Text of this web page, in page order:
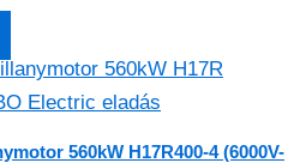
560kW H17R400-4 (6000V-